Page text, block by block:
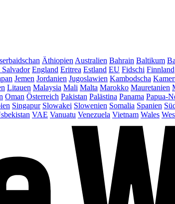
Äthiopien Australien Bahrain Baltikum
Salvador England Eritrea Estland EU Fidschi Finnland
Jemen Jordanien Jugoslawien Kambodscha
Litauen Malaysia Mali Malta Marokko Mauretanien
Oman Österreich Pakistan Palästina Panama Papua-
Singapur Slowakei Slowenien Somalia Spanien
VAE Vanuatu Venezuela Vietnam Wales